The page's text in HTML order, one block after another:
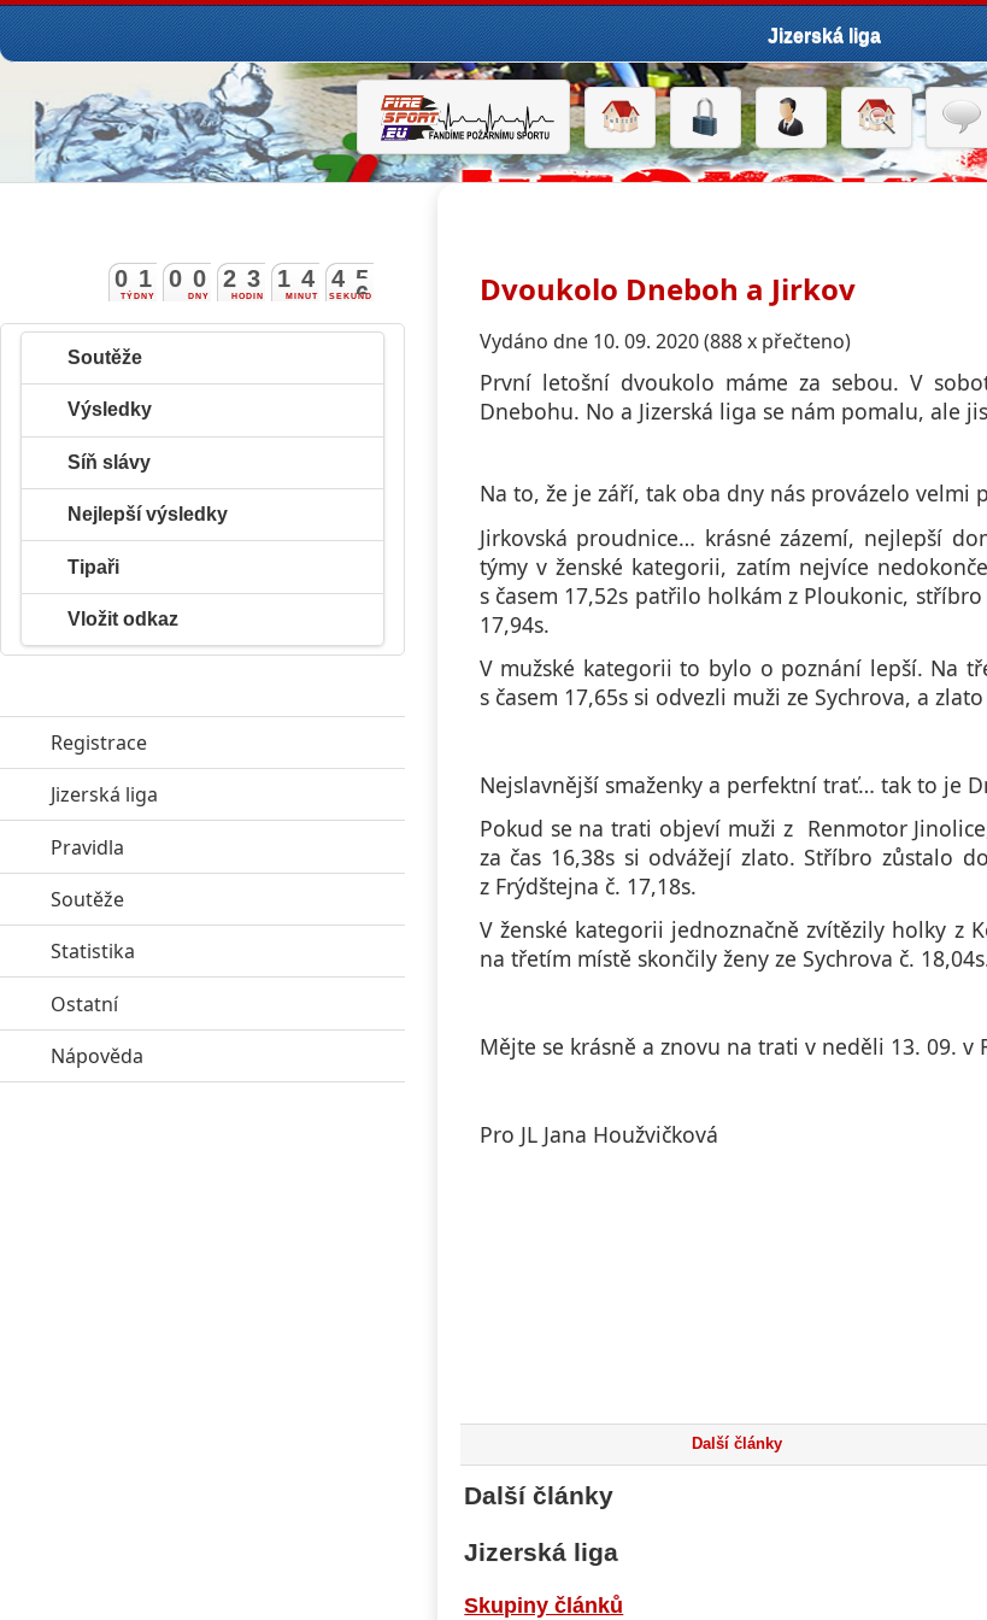
Jizerská liga
Dvoukolo Dneboh a Jirkov
Vydáno dne 10. 09. 2020 (888 x přečteno)
První letošní dvoukolo máme za sebou. V
Dnebohu. No a Jizerská liga se nám pomalu, ale
Na to, že je září, tak oba dny nás provázelo velmi
Jirkovská proudnice… krásné zázemí, nejlepší
týmy v ženské kategorii, zatím nejvíce
s časem 17,52s patřilo holkám z Ploukonic,
17,94s.
V mužské kategorii to bylo o poznání lepší. Na
s časem 17,65s si odvezli muži ze Sychrova, a
Nejslavnější smaženky a perfektní trať… tak to je
Pokud se na trati objeví muži z Renmotor
za čas 16,38s si odvážejí zlato. Stříbro zůstalo
z Frýdštejna č. 17,18s.
V ženské kategorii jednoznačně zvítězily holky z
na třetím místě skončily ženy ze Sychrova č.
Mějte se krásně a znovu na trati v neděli 13. 09. v
Pro JL Jana Houžvičková
Další články
Další články
Jizerská liga
Skupiny článků
TÝDNY
0 1
DNY
0 0
HODIN
2 3
MINUT
1 4
SEKUND
4 5
Soutěže
Výsledky
Síň slávy
Nejlepší výsledky
Tipaři
Vložit odkaz
Registrace
Jizerská liga
Pravidla
Soutěže
Statistika
Ostatníclick to expand contents
Nápověda